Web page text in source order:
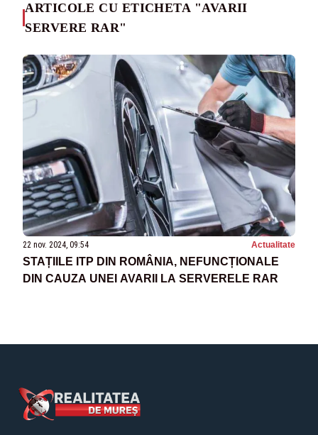
ARTICOLE CU ETICHETA "AVARII
SERVERE RAR"
22 nov. 2024, 09:54 Actualitate
STAȚIILE ITP DIN ROMÂNIA, NEFUNCȚIONALE
DIN CAUZA UNEI AVARII LA SERVERELE RAR